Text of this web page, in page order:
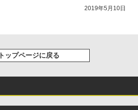
New Amazon Kindle Scribe Colorsoft |
￥115,980
2019年5月10日
トップページに戻る